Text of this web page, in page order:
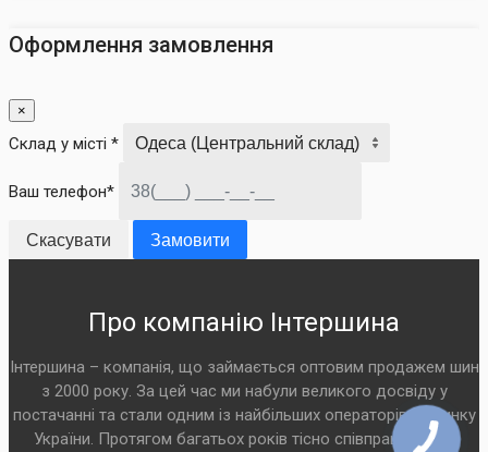
Оформлення замовлення
×
Склад у місті *
Ваш телефон*
Скасувати Замовити
Про компанію Інтершина
Інтершина – компанія, що займається оптовим продажем шин
з 2000 року. За цей час ми набули великого досвіду у
постачанні та стали одним із найбільших операторів на ринку
України. Протягом багатьох років тісно співпрацюємо з